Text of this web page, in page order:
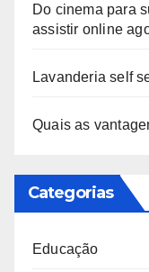
Do cinema para
assistir online
Lavanderia self
Quais as
Categorias
Educação